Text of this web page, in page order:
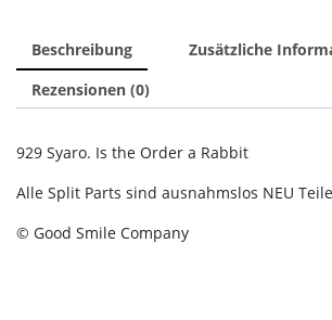
Beschreibung
Zusätzliche
Rezensionen (0)
929 Syaro. Is the Order a Rabbit
Alle Split Parts sind ausnahmslos NEU
© Good Smile Company